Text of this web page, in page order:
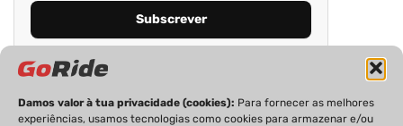
Damos valor à tua privacidade (cookies): Para fornecer as melhores
experiências, usamos tecnologias como cookies para armazenar e/ou